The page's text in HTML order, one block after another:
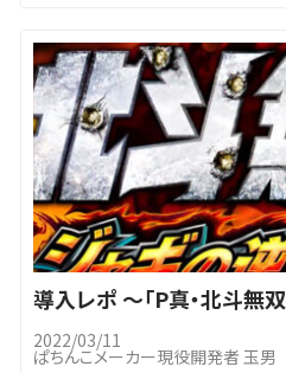
導入レポ ～「P真・北斗無
2022/03/11
ぱちんこメーカー現役開発者 玉男